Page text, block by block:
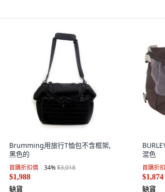
Brumming用旅行T恤包不含框架,
黑色的
首購折扣價 34%$3,018
$1,988
缺貨
混色
首購折
$1,874
缺貨